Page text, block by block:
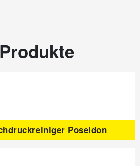
Poseidon